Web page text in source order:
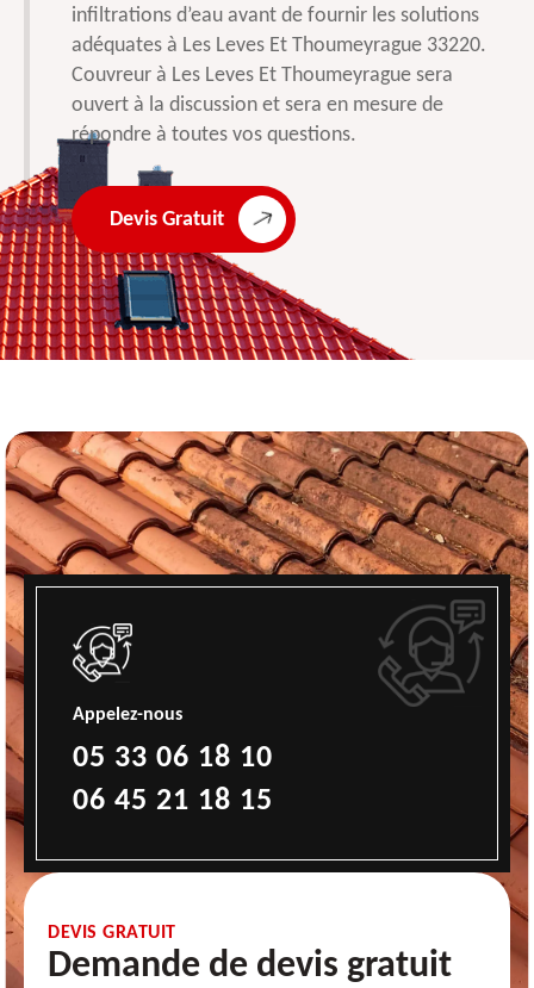
infiltrations d’eau avant de fournir les solutions
adéquates à Les Leves Et Thoumeyrague 33220.
Couvreur à Les Leves Et Thoumeyrague sera
ouvert à la discussion et sera en mesure de
répondre à toutes vos questions.
Devis Gratuit
Appelez-nous
05 33 06 18 10
06 45 21 18 15
DEVIS GRATUIT
Demande de devis gratuit